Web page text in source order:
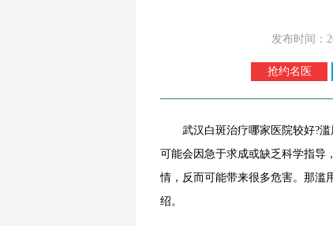
发布时间：
抢约名医
武汉白斑治疗哪家医院较好?滥
可能会因急于求成或缺乏科学指导
情，反而可能带来很多危害。那滥
绍。